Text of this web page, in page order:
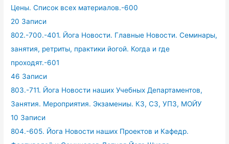
Цены. Список всех материалов.-600
20 Записи
802.-700.-401. Йога Новости. Главные Новости. Семинары,
занятия, ретриты, практики йогой. Когда и где
проходят.-601
46 Записи
803.-711. Йога Новости наших Учебных Департаментов,
Занятия. Мероприятия. Экзамениы. КЗ, СЗ, УПЗ, МОЙУ
10 Записи
804.-605. Йога Новости наших Проектов и Кафедр.